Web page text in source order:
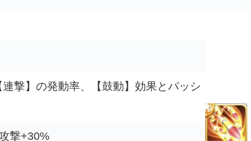
撃】の発動率、【鼓動】効果とパッシ
撃+30%